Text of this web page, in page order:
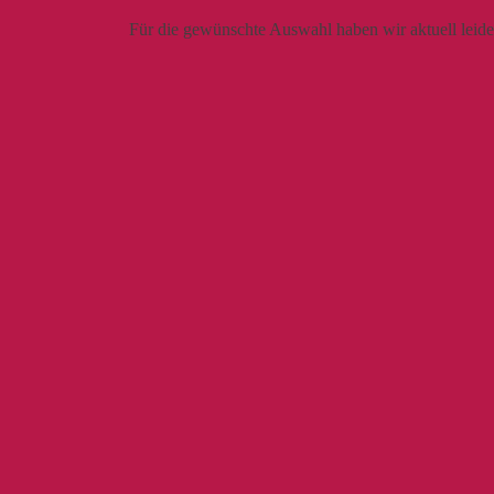
Für die gewünschte Auswahl haben wir aktuell